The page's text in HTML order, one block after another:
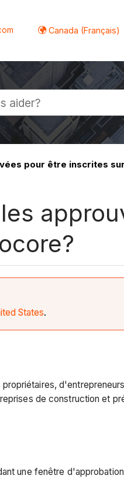
Canada (Français)
pour être inscrites
States.
de construction et
une fenêtre